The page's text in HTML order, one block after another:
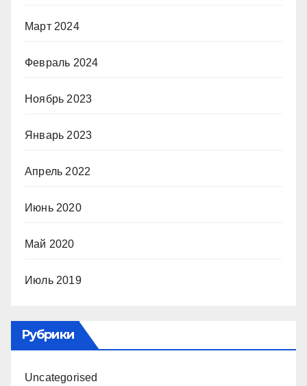
Март 2024
Февраль 2024
Ноябрь 2023
Январь 2023
Апрель 2022
Июнь 2020
Май 2020
Июль 2019
Рубрики
Uncategorised